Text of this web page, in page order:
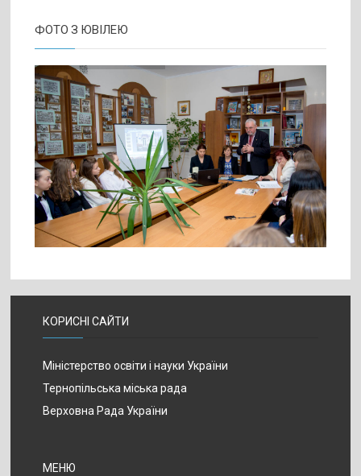
ФОТО З ЮВІЛЕЮ
КОРИСНІ САЙТИ
Міністерство освіти і науки України
Тернопільська міська рада
Верховна Рада України
МЕНЮ